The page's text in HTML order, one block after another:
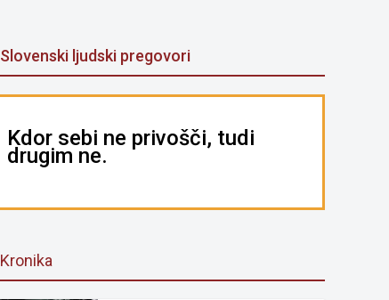
Slovenski ljudski pregovori
Kdor sebi ne privošči, tudi
drugim ne.
Kronika